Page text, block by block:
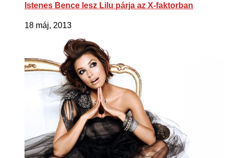
Istenes Bence lesz Lilu párja az X-faktorban
18 máj, 2013